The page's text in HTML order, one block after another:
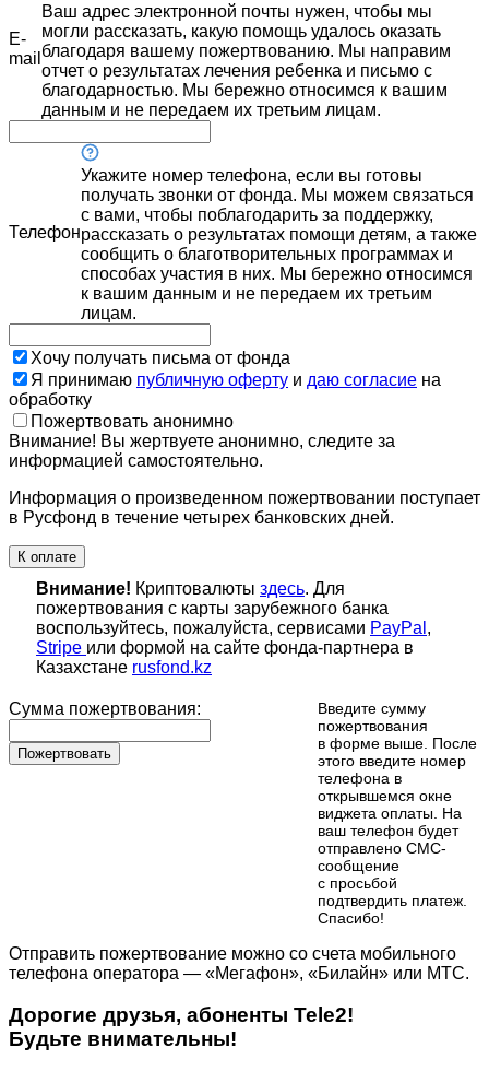
E-
mail
Ваш адрес электронной почты нужен, чтобы мы
могли рассказать, какую помощь удалось оказать
благодаря вашему пожертвованию. Мы направим
отчет о результатах лечения ребенка и письмо с
благодарностью. Мы бережно относимся к вашим
данным и не передаем их третьим лицам.
Телефон
Укажите номер телефона, если вы готовы
получать звонки от фонда. Мы можем связаться
с вами, чтобы поблагодарить за поддержку,
рассказать о результатах помощи детям, а также
сообщить о благотворительных программах и
способах участия в них. Мы бережно относимся
к вашим данным и не передаем их третьим
лицам.
Хочу получать письма от фонда
Я принимаю публичную оферту и даю согласие на
обработку
Пожертвовать анонимно
Внимание! Вы жертвуете анонимно, следите за
информацией самостоятельно.
Информация о произведенном пожертвовании поступает
в Русфонд в течение четырех банковских дней.
К оплате
Внимание! Криптовалюты здесь. Для
пожертвования с карты зарубежного банка
воспользуйтесь, пожалуйста, сервисами PayPal ,
Stripe или формой на сайте фонда-партнера в
Казахстане rusfond.kz
Сумма пожертвования:
Пожертвовать
Введите сумму
пожертвования
в форме выше. После
этого введите номер
телефона в
открывшемся окне
виджета оплаты. На
ваш телефон будет
отправлено СМС-
сообщение
с просьбой
подтвердить платеж.
Cпасибо!
Отправить пожертвование можно со счета мобильного
телефона оператора — «Мегафон», «Билайн» или МТС.
Дорогие друзья, абоненты Tele2!
Будьте внимательны!